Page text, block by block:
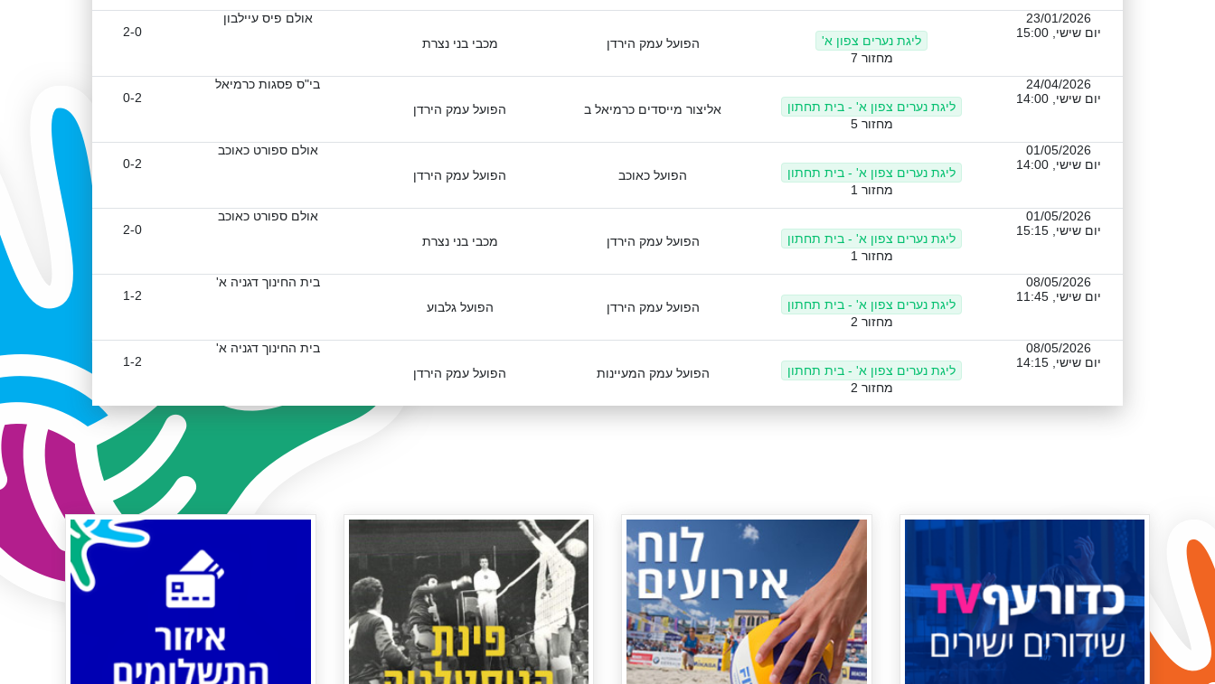
23/01/2026
יום שישי, 15:00
ליגת נערים צפון א'
מחזור 7
הפועל עמק הירדן מכבי בני נצרת
אולם פיס עיילבון
2-0
24/04/2026
יום שישי, 14:00
ליגת נערים צפון א' - בית תחתון
מחזור 5
אליצור מייסדים כרמיאל ב הפועל עמק הירדן
בי"ס פסגות כרמיאל
0-2
01/05/2026
יום שישי, 14:00
ליגת נערים צפון א' - בית תחתון
מחזור 1
הפועל כאוכב הפועל עמק הירדן
אולם ספורט כאוכב
0-2
01/05/2026
יום שישי, 15:15
ליגת נערים צפון א' - בית תחתון
מחזור 1
הפועל עמק הירדן מכבי בני נצרת
אולם ספורט כאוכב
2-0
08/05/2026
יום שישי, 11:45
ליגת נערים צפון א' - בית תחתון
מחזור 2
הפועל עמק הירדן הפועל גלבוע
בית החינוך דגניה א'
1-2
08/05/2026
יום שישי, 14:15
ליגת נערים צפון א' - בית תחתון
מחזור 2
הפועל עמק המעיינות הפועל עמק הירדן
בית החינוך דגניה א'
1-2